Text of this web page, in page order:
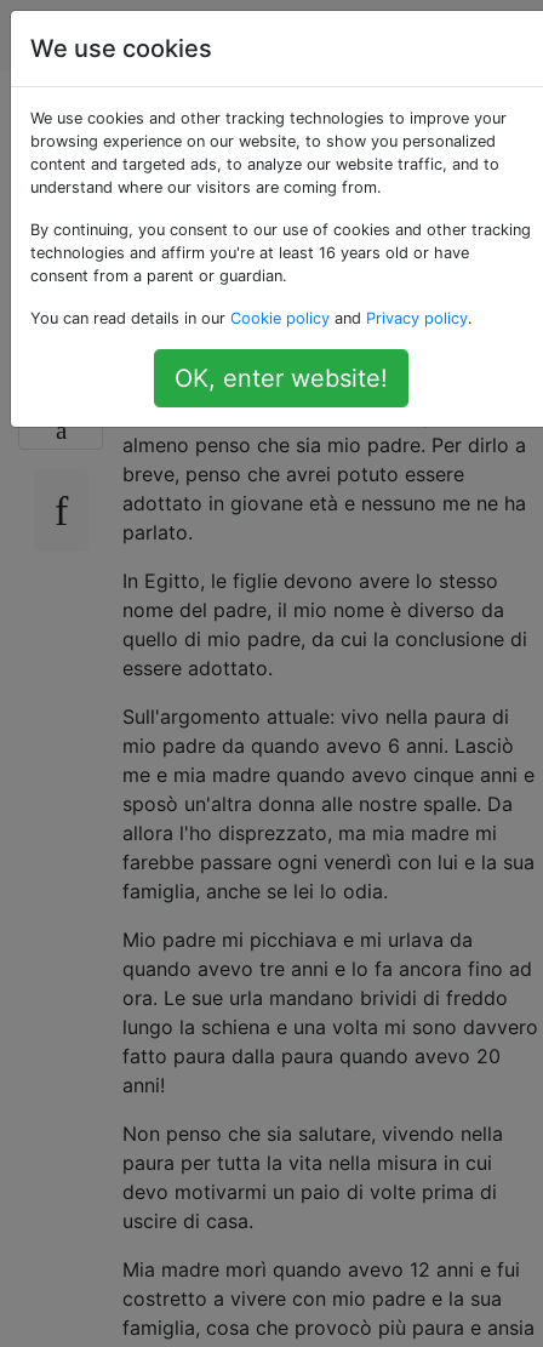
Parenting
Ho 21 anni e sono
terrorizzato oltre ogni
immaginazione di mio
padre
Sono una donna di 21 anni che vive in Egitto
e sono al di là del terrore di mio padre ...
almeno penso che sia mio padre. Per dirlo a
breve, penso che avrei potuto essere
adottato in giovane età e nessuno me ne ha
parlato.
In Egitto, le figlie devono avere lo stesso
nome del padre, il mio nome è diverso da
quello di mio padre, da cui la conclusione di
essere adottato.
Sull'argomento attuale: vivo nella paura di
mio padre da quando avevo 6 anni. Lasciò
me e mia madre quando avevo cinque anni e
sposò un'altra donna alle nostre spalle. Da
allora l'ho disprezzato, ma mia madre mi
farebbe passare ogni venerdì con lui e la sua
famiglia, anche se lei lo odia.
Mio padre mi picchiava e mi urlava da
quando avevo tre anni e lo fa ancora fino ad
ora. Le sue urla mandano brividi di freddo
lungo la schiena e una volta mi sono davvero
fatto paura dalla paura quando avevo 20
anni!
Non penso che sia salutare, vivendo nella
paura per tutta la vita nella misura in cui
devo motivarmi un paio di volte prima di
uscire di casa.
Mia madre morì quando avevo 12 anni e fui
costretto a vivere con mio padre e la sua
famiglia, cosa che provocò più paura e ansia
We use cookies
We use cookies and other tracking technologies to improve your
browsing experience on our website, to show you personalized
content and targeted ads, to analyze our website traffic, and to
understand where our visitors are coming from.
By continuing, you consent to our use of cookies and other tracking
technologies and affirm you're at least 16 years old or have
consent from a parent or guardian.
You can read details in our Cookie policy and Privacy policy.
OK, enter website!